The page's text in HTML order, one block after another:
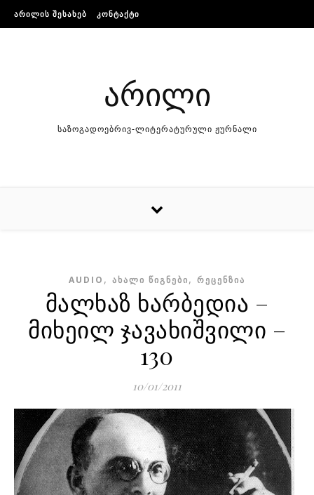
Skip to content
ᲐᲠᲘᲚᲘᲡ ᲨᲔᲡᲐᲮᲔᲑ ᲙᲝᲜᲢᲐᲥᲢᲘ
არილი
საზოგადოებრივ-ლიტერატურული ჟურნალი
AUDIO , ᲐᲮᲐᲚᲘ ᲬᲘᲒᲜᲔᲑᲘ, ᲠᲔᲪᲔᲜᲖᲘᲐ
მალხაზ ხარბედია –
მიხეილ ჯავახიშვილი –
130
10/01/2011